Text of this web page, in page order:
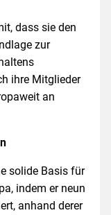
dass sie den
zur
ihre Mitglieder
an
solide Basis für
indem er neun
anhand derer